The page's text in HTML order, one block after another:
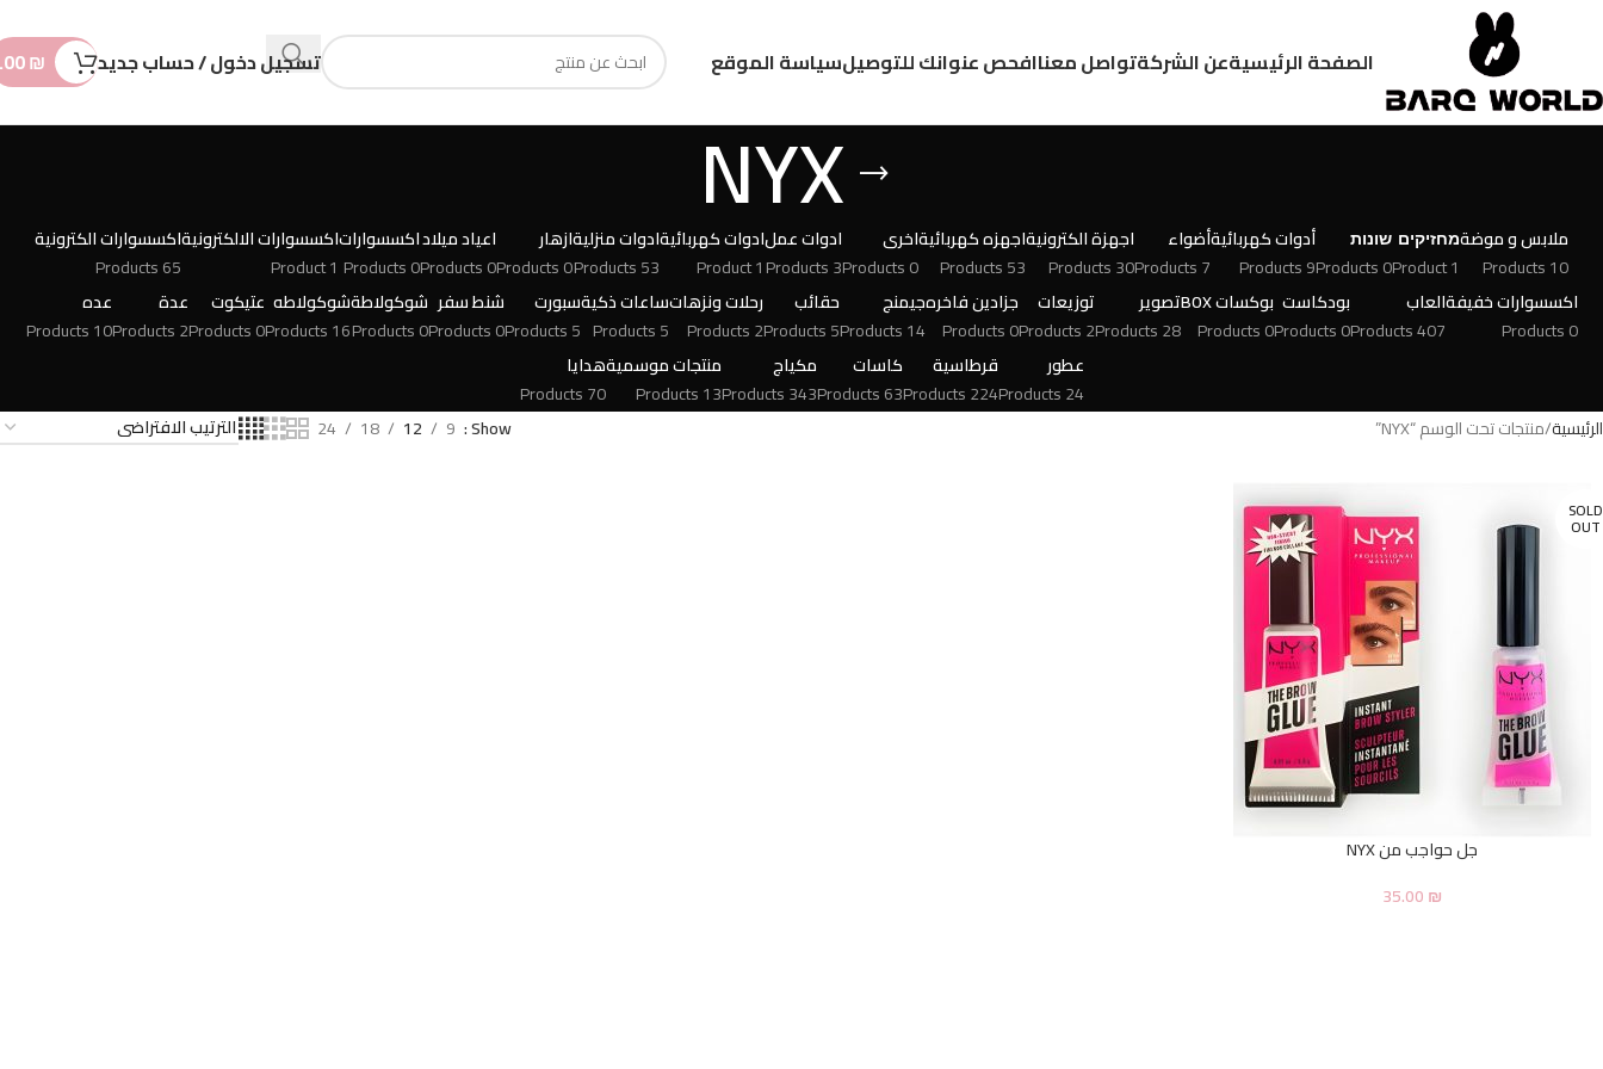
الصفحة الرئيسيةعن الشركةتواصل معناافحص عنوانك للتوصيلسياسة الموقع تسجيل دخول / حساب جديد ₪
NYX
ملابس و موضة
10 Products
מחזיקים
1 Product
שונות
0 Products
أدوات كهربائية
9 Products
أضواء
7 Products
اجهزة الكترونية
30 Products
اجهزه كهربائية
53 Products
اخرى
0 Products
ادوات عمل
3 Products
ادوات كهربائية
1 Product
ادوات منزلية
53 Products
ازهار
0 Products
اعياد ميلاد
0 Products
اكسسوارات
0 Products
اكسسوارات الالكترونية
1 Product
اكسسوارات الكترونية
65 Products
اكسسوارات خفيفة
0 Products
العاب
407 Products
بودكاست
0 Products
بوكسات BOX
0 Products
تصوير
28 Products
توزيعات
2 Products
جزادين فاخره
0 Products
جيمنج
14 Products
حقائب
5 Products
رحلات ونزهات
2 Products
ساعات ذكية
5 Products
سبورت
5 Products
شنط سفر
0 Products
شوكولاطة
0 Products
شوكولاطه
16 Products
عتيكوت
0 Products
عدة
2 Products
عده
10 Products
عطور
24 Products
قرطاسية
224 Products
كاسات
63 Products
مكياج
343 Products
منتجات موسمية
13 Products
هدايا
70 Products
الرئيسية منتجات تحت الوسم “NYX” Show
9
12
18
24
SOLD
OUT
جل حواجب من NYX
35.00₪